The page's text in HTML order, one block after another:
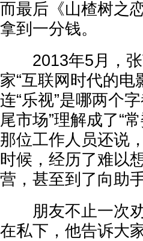
而最后《山楂树之
拿到一分钱。
2013年5月，张
家“互联网时代的
连“乐视”是哪两个
尾市场”理解成了“
那位工作人员还说
时候，经历了难以
营，甚至到了向助
朋友不止一次劝
在私下，他告诉大